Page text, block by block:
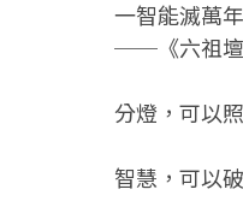
一智能滅萬
──《六祖壇
分燈，可以
智慧，可以